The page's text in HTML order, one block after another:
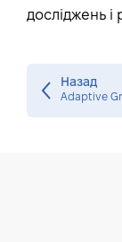
досліджень і
Назад